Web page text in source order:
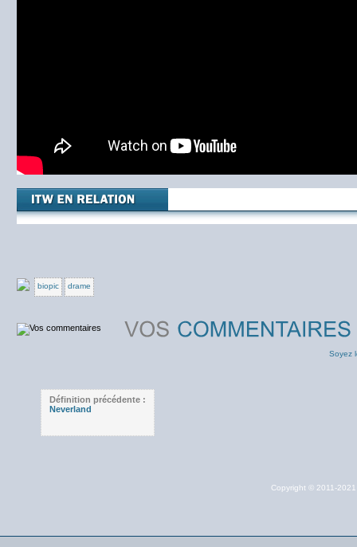
biopic drame
Soyez
Définition précédente :
Neverland
Copyright © 2011-